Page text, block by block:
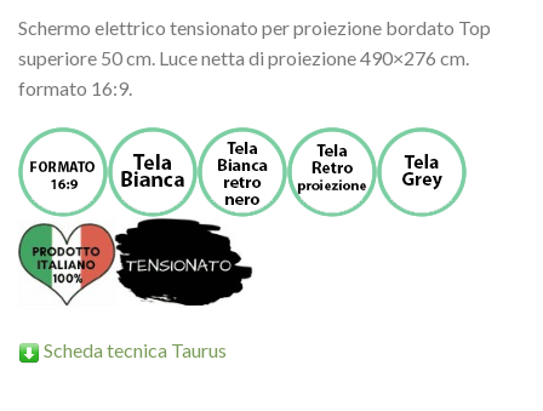
Schermo elettrico tensionato per proiezione bordato Top
superiore 50 cm. Luce netta di proiezione 490×276 cm.
formato 16:9.
Scheda tecnica Taurus